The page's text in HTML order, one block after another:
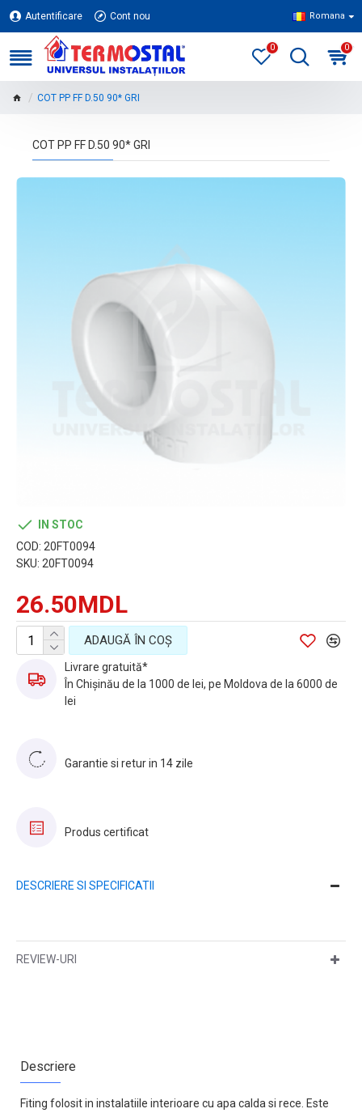
Autentificare Cont nou Romana
0 0
COT PP FF D.50 90* GRI
COT PP FF D.50 90* GRI
26.50MDL
IN STOC
COD: 20FT0094
SKU: 20FT0094
ADAUGĂ ÎN COŞ
Livrare gratuită*
În Chișinău de la 1000 de lei, pe Moldova de la 6000 de
lei
Garantie si retur in 14 zile
Produs certificat
DESCRIERE SI SPECIFICATII
REVIEW-URI
Descriere
Fiting folosit in instalatiile interioare cu apa calda si rece. Este